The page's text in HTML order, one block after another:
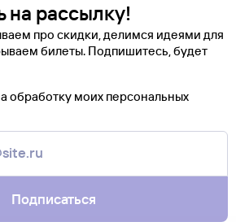
на рассылку!
про скидки, делимся идеями для
билеты. Подпишитесь, будет
обработку моих персональных
Подписаться